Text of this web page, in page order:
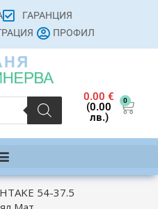
ГАРАНЦИЯ
ПРОФИЛ
0.00€
(0.00
лв.)
0
54-37.5